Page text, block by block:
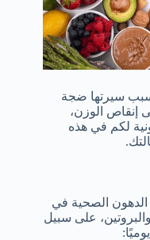
سيرتها ضجة
إنقاص الوزن،
لكم في هذه
الصحية في
على سبيل